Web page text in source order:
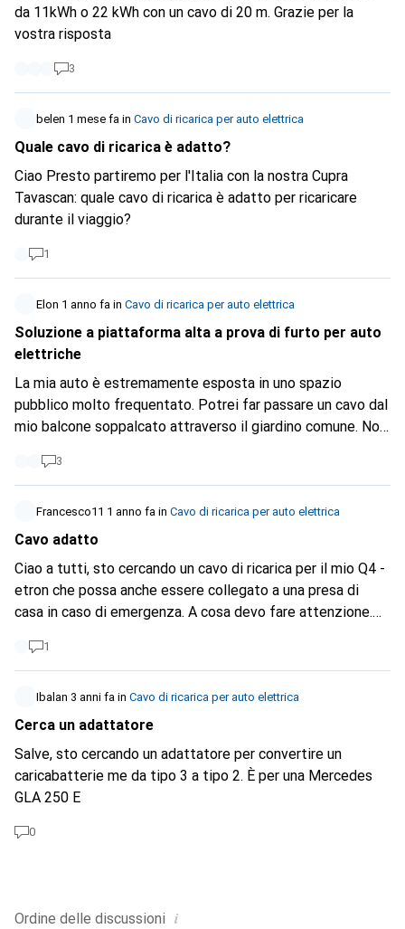
da 11kWh o 22 kWh con un cavo di 20 m. Grazie per la
vostra risposta
3
belen 1 mese fa in Cavo di ricarica per auto elettrica
Quale cavo di ricarica è adatto?
Ciao Presto partiremo per l'Italia con la nostra Cupra
Tavascan: quale cavo di ricarica è adatto per ricaricare
durante il viaggio?
1
Elon 1 anno fa in Cavo di ricarica per auto elettrica
Soluzione a piattaforma alta a prova di furto per auto
elettriche
La mia auto è estremamente esposta in uno spazio
pubblico molto frequentato. Potrei far passare un cavo dal
mio balcone soppalcato attraverso il giardino comune. Non
l'alimentazione. Quali soluzioni esistono?
3
Francesco11 1 anno fa in Cavo di ricarica per auto elettrica
Cavo adatto
Ciao a tutti, sto cercando un cavo di ricarica per il mio Q4 -
etron che possa anche essere collegato a una presa di
casa in caso di emergenza. A cosa devo fare attenzione.
1
Ibalan 3 anni fa in Cavo di ricarica per auto elettrica
Cerca un adattatore
Salve, sto cercando un adattatore per convertire un
caricabatterie me da tipo 3 a tipo 2. È per una Mercedes
GLA 250 E
0
Ordine delle discussioni i